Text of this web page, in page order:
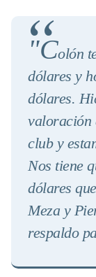
"Colón
dólares y
dólares.
valoración
club y
Nos tiene
dólares
Meza y
respaldo